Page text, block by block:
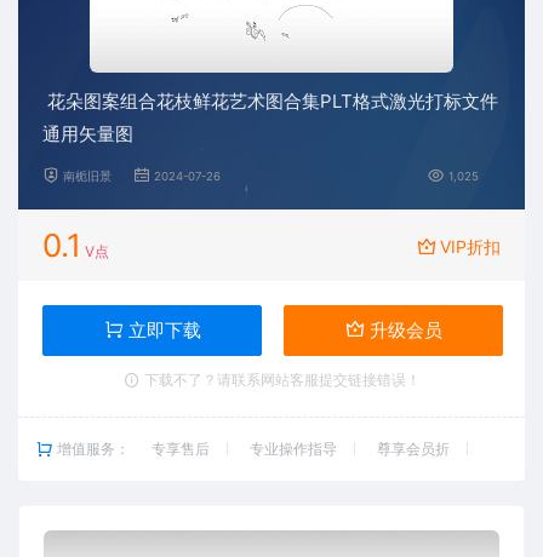
花朵图案组合花枝鲜花艺术图合集PLT格式激光打标文件
通用矢量图
南栀旧景 2024-07-26 1,025
0.1 V点 VIP折扣
立即下载 升级会员
下载不了？请联系网站客服提交链接错误！
增值服务： 专享售后 专业操作指导 尊享会员折